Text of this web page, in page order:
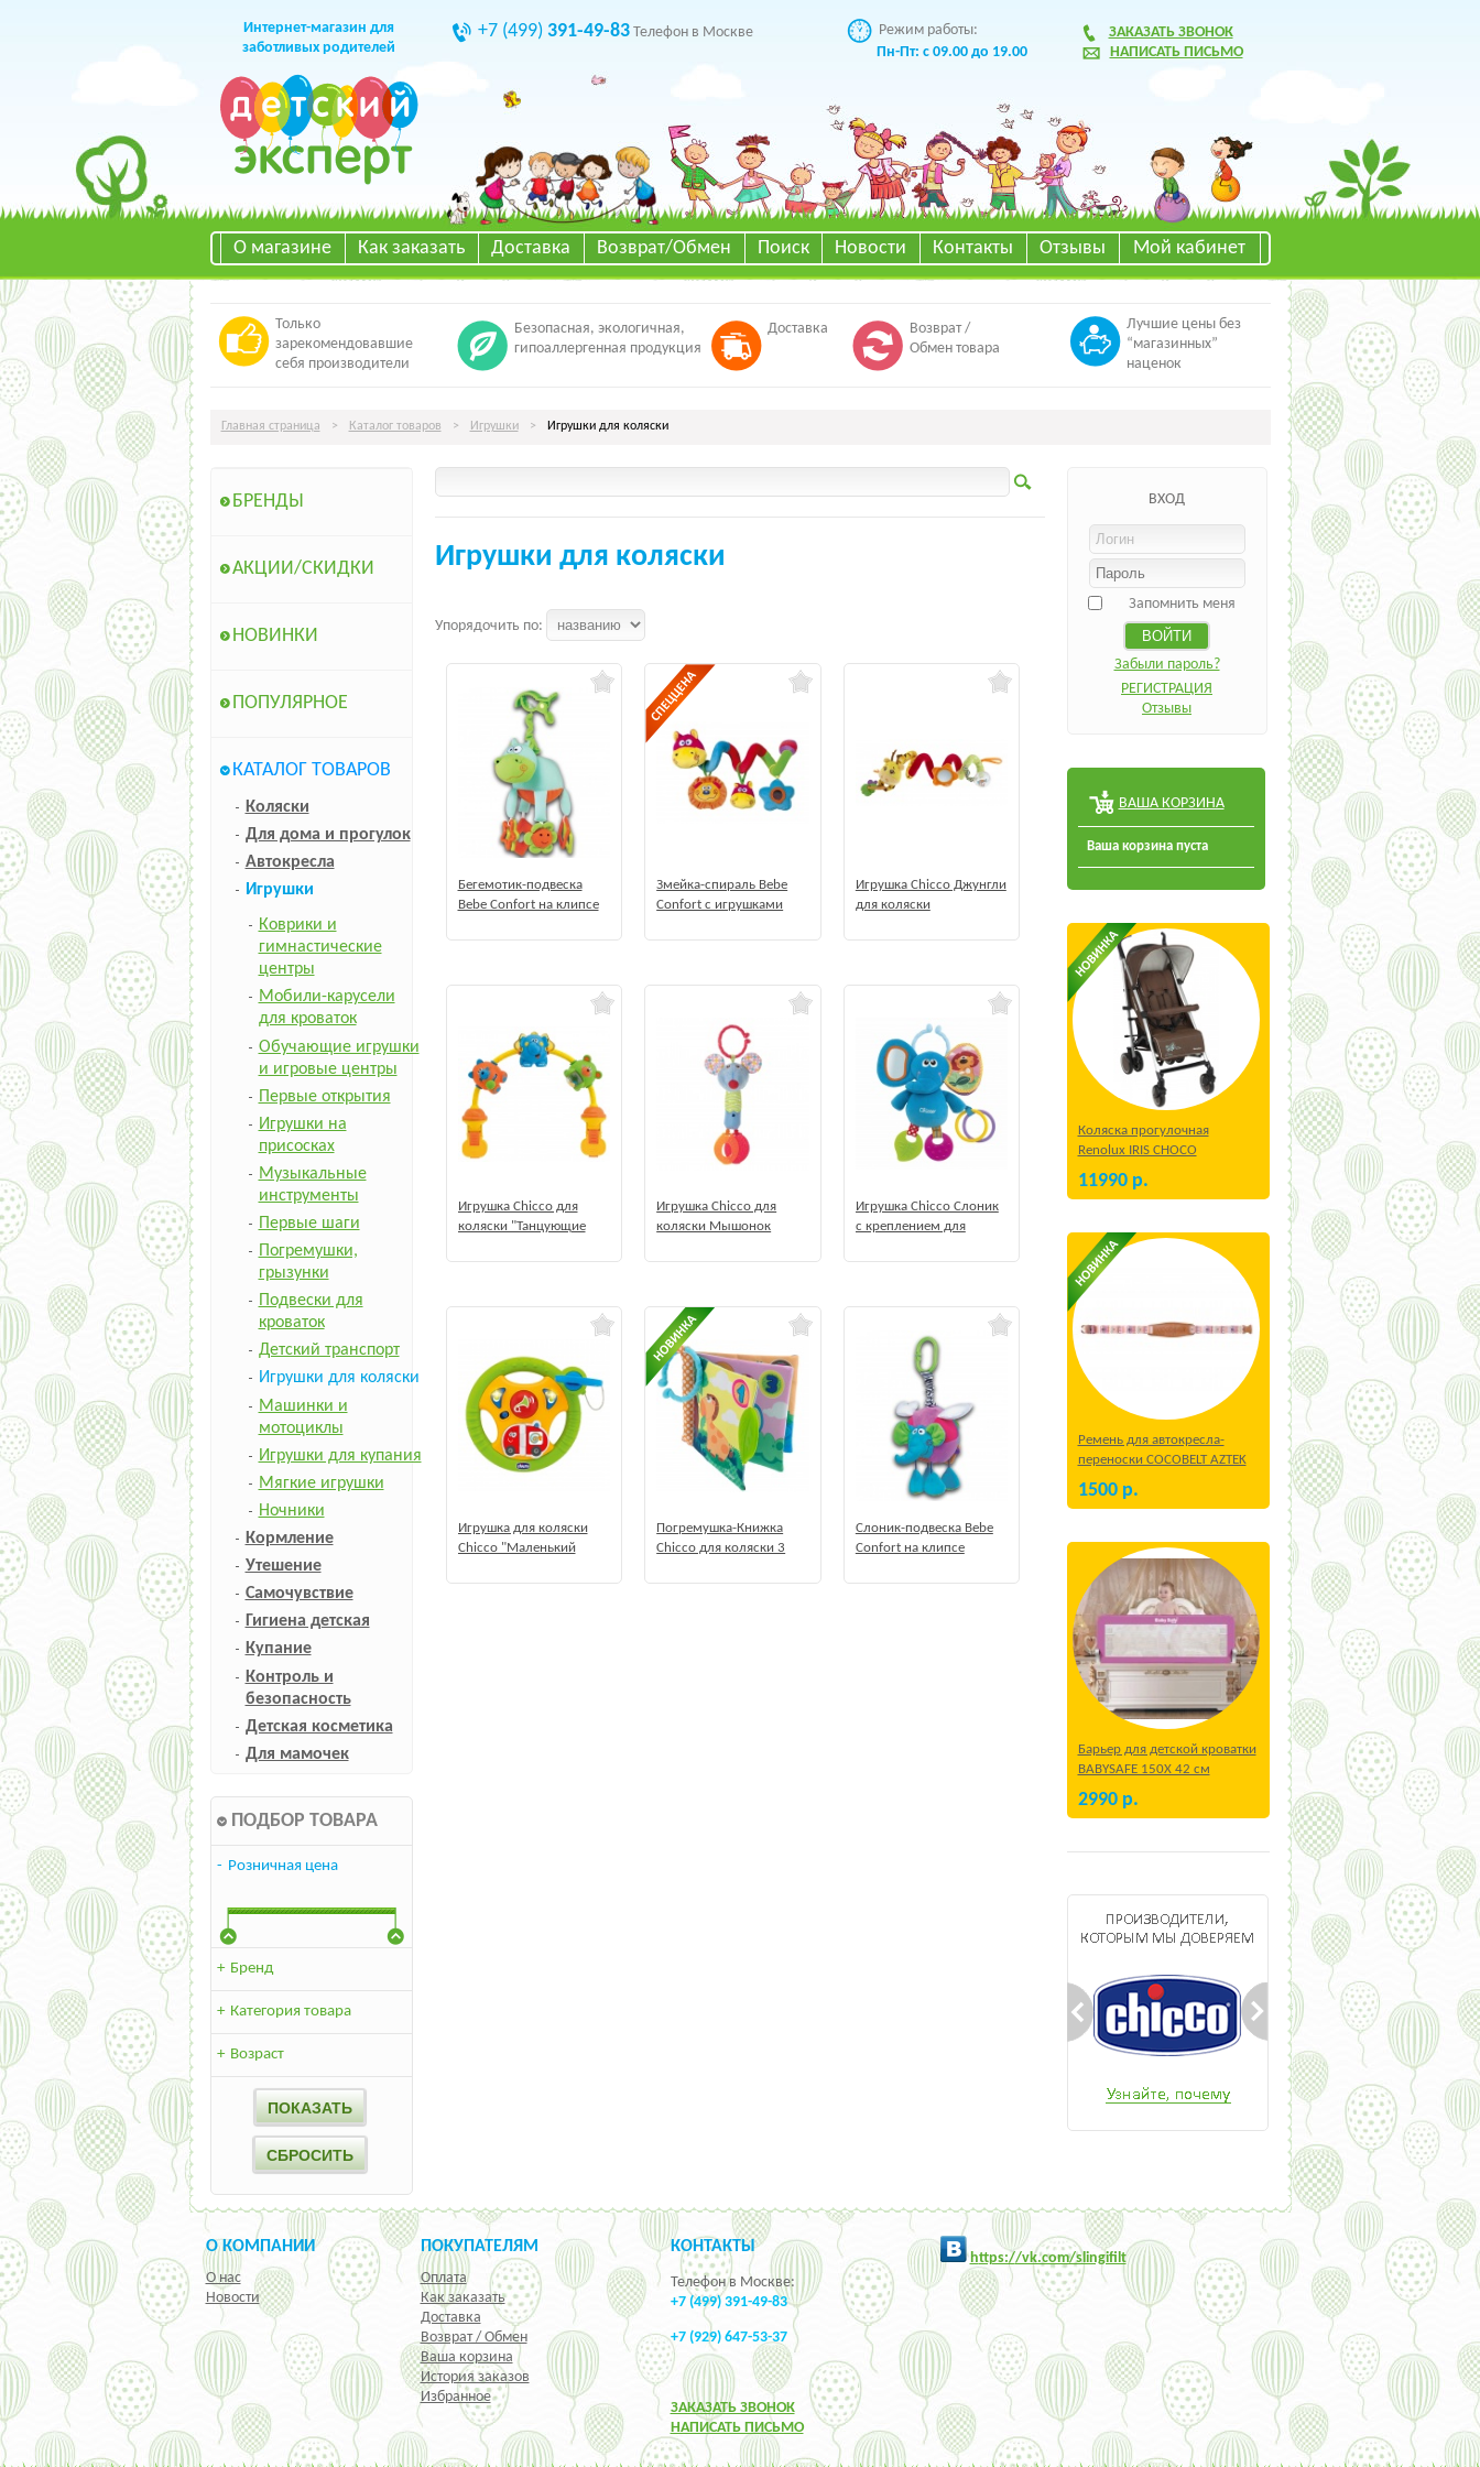
Интернет-магазин для
заботливых родителей
+7 (499) 391-49-83Телефон в Москве
Режим работы:
Пн-Пт: с 09.00 до 19.00
ЗАКАЗАТЬ ЗВОНОК
НАПИСАТЬ ПИСЬМО
О магазине Как заказать Доставка Возврат/Обмен Поиск Новости Контакты Отзывы Мой кабинет
Только
зарекомендовавшие
себя производители
Безопасная, экологичная,
гипоаллергенная продукция
Доставка
Возврат /
Обмен товара
Лучшие цены без
“магазинных”
наценок
Главная страница > Каталог товаров > Игрушки > Игрушки для коляски
БРЕНДЫ
АКЦИИ/СКИДКИ
НОВИНКИ
ПОПУЛЯРНОЕ
КАТАЛОГ ТОВАРОВ
Коляски
Для дома и прогулок
Автокресла
Игрушки
Коврики и
гимнастические
центры
Мобили-карусели
для кроваток
Обучающие игрушки
и игровые центры
Первые открытия
Игрушки на
присосках
Музыкальные
инструменты
Первые шаги
Погремушки,
грызунки
Подвески для
кроваток
Детский транспорт
Игрушки для коляски
Машинки и
мотоциклы
Игрушки для купания
Мягкие игрушки
Ночники
Кормление
Утешение
Самочувствие
Гигиена детская
Купание
Контроль и
безопасность
Детская косметика
Для мамочек
ПОДБОР ТОВАРА
- Розничная цена
+ Бренд
+ Категория товара
+ Возраст
Игрушки для коляски
Упорядочить по:
Бегемотик-подвеска
Bebe Confort на клипсе
Змейка-спираль Bebe
Confort с игрушками
Игрушка Chicco Джунгли
для коляски
Игрушка Chicco для
коляски "Танцующие
Игрушка Chicco для
коляски Мышонок
Игрушка Chicco Слоник
с креплением для
Игрушка для коляски
Chicco "Маленький
Погремушка-Книжка
Chicco для коляски 3
Слоник-подвеска Bebe
Confort на клипсе
ВХОД
Запомнить меня
Забыли пароль?
РЕГИСТРАЦИЯ
Отзывы
ВАША КОРЗИНА
Ваша корзина пуста
Коляска прогулочная
Renolux IRIS CHOCO
11990 р.
Ремень для автокресла-
переноски COCOBELT AZTEK
1500 р.
Барьер для детской кроватки
BABYSAFE 150Х 42 см
Бежевый
2990 р.
О КОМПАНИИ
О нас
Новости
ПОКУПАТЕЛЯМ
Оплата
Как заказать
Доставка
Возврат / Обмен
Ваша корзина
История заказов
Избранное
КОНТАКТЫ
Телефон в Москве:
+7 (499) 391-49-83
+7 (929) 647-53-37
ЗАКАЗАТЬ ЗВОНОК
НАПИСАТЬ ПИСЬМО
https://vk.com/slingifilt